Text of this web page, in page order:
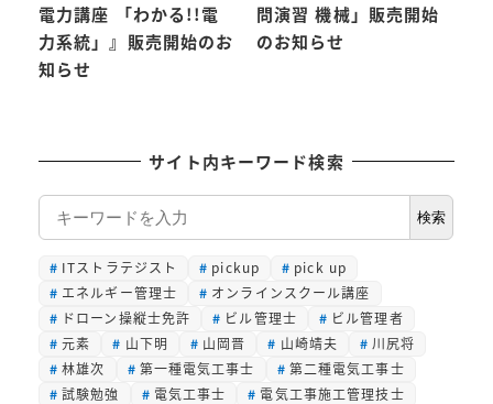
電力講座 「わかる!!電
力系統」』販売開始のお
知らせ
問演習 機械」販売開始
のお知らせ
サイト内キーワード検索
検
検索
ITストラテジスト pickup
pick up
エネルギー管理士
オンラインスクール講座
ドローン操縦士免許
ビル管理士
ビル管理者
元素
山下明 山岡晋 山崎靖夫
川尻将
林雄次
第一種電気工事士
第二種電気工事士
試験勉強
電気工事士 電気工事施工管理技士